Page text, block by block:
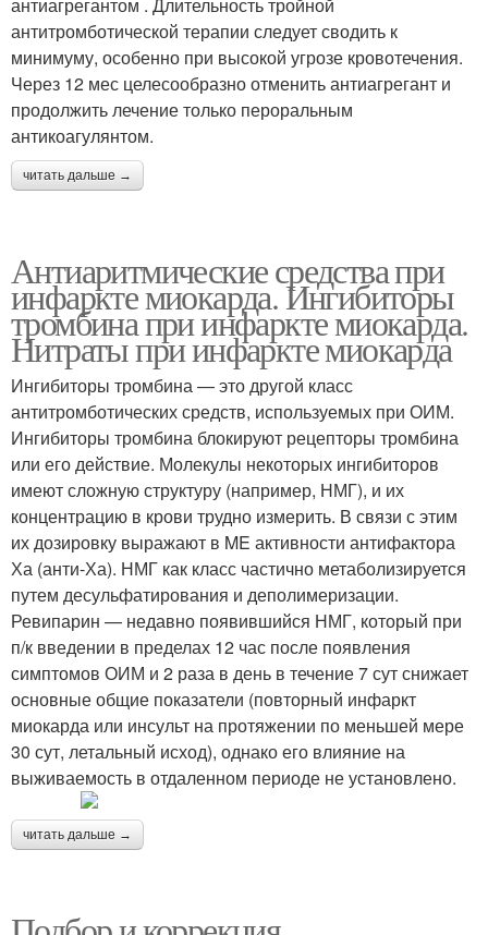
антиагрегантом . Длительность тройной
антитромботической терапии следует сводить к
минимуму, особенно при высокой угрозе кровотечения.
Через 12 мес целесообразно отменить антиагрегант и
продолжить лечение только пероральным
антикоагулянтом.
читать дальше →
Антиаритмические средства при
инфаркте миокарда. Ингибиторы
тромбина при инфаркте миокарда.
Нитраты при инфаркте миокарда
Ингибиторы тромбина — это другой класс
антитромботических средств, используемых при ОИМ.
Ингибиторы тромбина блокируют рецепторы тромбина
или его действие. Молекулы некоторых ингибиторов
имеют сложную структуру (например, НМГ), и их
концентрацию в крови трудно измерить. В связи с этим
их дозировку выражают в ME активности антифактора
Ха (анти-Ха). НМГ как класс частично метаболизируется
путем десульфатирования и деполимеризации.
Ревипарин — недавно появившийся НМГ, который при
п/к введении в пределах 12 час после появления
симптомов ОИМ и 2 раза в день в течение 7 сут снижает
основные общие показатели (повторный инфаркт
миокарда или инсульт на протяжении по меньшей мере
30 сут, летальный исход), однако его влияние на
выживаемость в отдаленном периоде не установлено.
читать дальше →